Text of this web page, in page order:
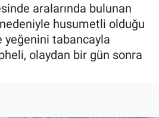
aralarında bulunan
husumetli olduğu
yeğenini tabancayla
olaydan bir gün sonra